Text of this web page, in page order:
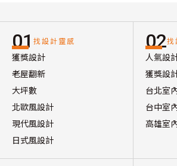
01 找設計靈感
獲獎設計
老屋翻新
大坪數
北歐風設計
現代風設計
日式風設計
02找
人氣設
獲獎設
台北室
台中室
高雄室